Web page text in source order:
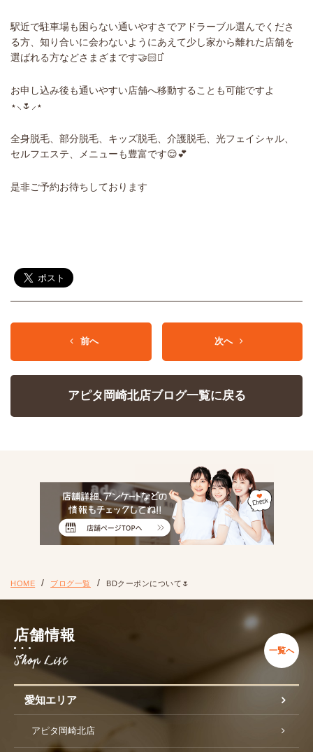
駅近で駐車場も困らない通いやすさでアドラーブル選んでくださ
る方、知り合いに会わないようにあえて少し家から離れた店舗を
選ばれる方などさまざまです🤝🏻‪⋆͛
お申し込み後も通いやすい店舗へ移動することも可能ですよ
⋆⸜🌷⸝‍⋆
全身脱毛、部分脱毛、キッズ脱毛、介護脱毛、光フェイシャル、
セルフエステ、メニューも豊富です😌💕
是非ご予約お待ちしております
前へ 次へ
アピタ岡崎北店ブログ一覧に戻る
HOME ブログ一覧 BDクーポンについて🌷
店舗情報
一覧へ
愛知エリア
アピタ岡崎北店